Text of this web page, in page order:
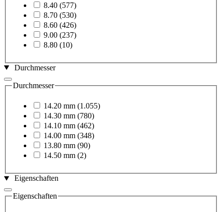
8.40 (577)
8.70 (530)
8.60 (426)
9.00 (237)
8.80 (10)
Durchmesser
Durchmesser
14.20 mm (1.055)
14.30 mm (780)
14.10 mm (462)
14.00 mm (348)
13.80 mm (90)
14.50 mm (2)
Eigenschaften
Eigenschaften